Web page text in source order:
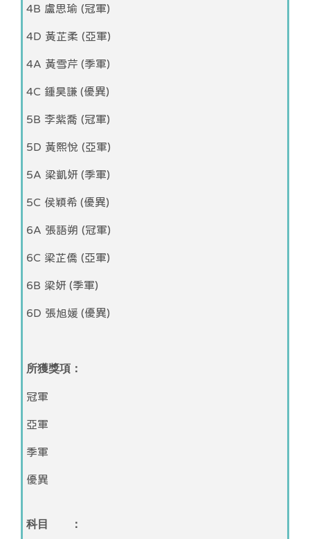
4B 盧思瑜 (冠軍)
4D 黃芷柔 (亞軍)
4A 黃雪芹 (季軍)
4C 鍾昊謙 (優異)
5B 李紫喬 (冠軍)
5D 黃熙悅 (亞軍)
5A 梁凱妍 (季軍)
5C 侯穎希 (優異)
6A 張語朔 (冠軍)
6C 梁芷僑 (亞軍)
6B 梁妍 (季軍)
6D 張旭媛 (優異)
所獲獎項：
冠軍
亞軍
季軍
優異
科目 ：